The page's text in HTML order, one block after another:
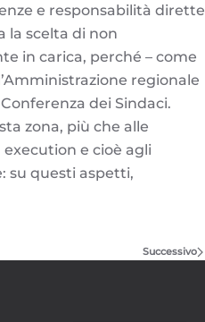
e responsabilità dirette
la scelta di non
in carica, perché – come
regionale
dei Sindaci.
zona, più che alle
e cioè agli
su questi aspetti,
Successivo